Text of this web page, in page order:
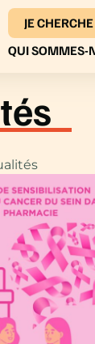
JE
QUI SOMMES-